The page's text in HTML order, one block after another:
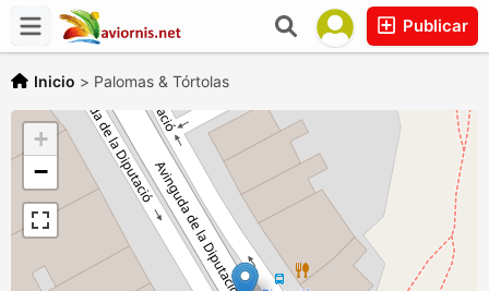
Publicar
Inicio > Palomas & Tórtolas
+
−